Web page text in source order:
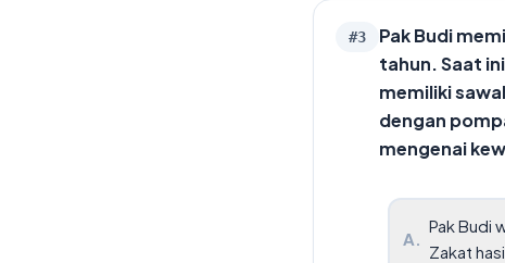
#3
Pak Budi
tahun. Saat
memiliki
dengan
mengenai
A.
Pak Budi
Zakat